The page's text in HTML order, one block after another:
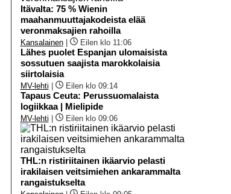
Itävalta: 75 % Wienin
maahanmuuttajakodeista elää
veronmaksajien rahoilla
Kansalainen| Eilen klo 11:06
Lähes puolet Espanjan ulomaisista
sossutuen saajista marokkolaisia
siirtolaisia
MV-lehti Eilen klo 09:14
Tapaus Ceuta: Perussuomalaista
logiikkaa | Mielipide
MV-lehti Eilen klo 09:06
THL:n ristiriitainen ikäarvio pelasti
irakilaisen veitsimiehen ankarammalta
rangaistukselta